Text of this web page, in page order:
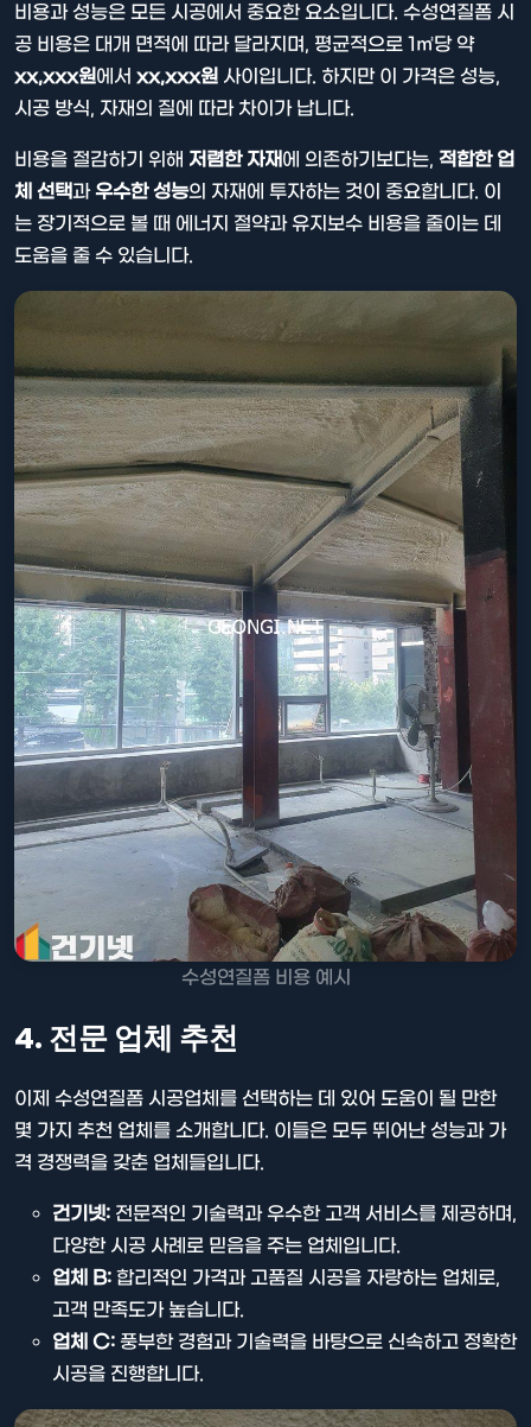
비용과 성능은 모든 시공에서 중요한 요소입니다. 수성연질폼 시
공 비용은 대개 면적에 따라 달라지며, 평균적으로 1㎡당 약
xx,xxx원에서 xx,xxx원 사이입니다. 하지만 이 가격은 성능,
시공 방식, 자재의 질에 따라 차이가 납니다.
비용을 절감하기 위해 저렴한 자재에 의존하기보다는, 적합한 업
체 선택과우수한 성능의 자재에 투자하는 것이 중요합니다. 이
는 장기적으로 볼 때 에너지 절약과 유지보수 비용을 줄이는 데
도움을 줄 수 있습니다.
수성연질폼 비용 예시
4. 전문 업체 추천
이제 수성연질폼 시공업체를 선택하는 데 있어 도움이 될 만한
몇 가지 추천 업체를 소개합니다. 이들은 모두 뛰어난 성능과 가
격 경쟁력을 갖춘 업체들입니다.
건기넷: 전문적인 기술력과 우수한 고객 서비스를 제공하며,
다양한 시공 사례로 믿음을 주는 업체입니다.
업체 B: 합리적인 가격과 고품질 시공을 자랑하는 업체로,
고객 만족도가 높습니다.
업체 C: 풍부한 경험과 기술력을 바탕으로 신속하고 정확한
시공을 진행합니다.